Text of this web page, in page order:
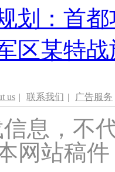
划：首
区某特
us | 联系我们 | 广告服务
息，不
网站稿